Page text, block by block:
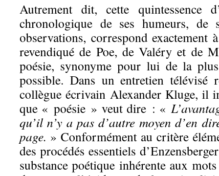
Autrement dit, cette quintessence
chronologique de ses humeurs, de
observations, correspond exactement
revendiqué de Poe, de Valéry et de
poésie, synonyme pour lui de la
possible. Dans un entretien télévisé
collègue écrivain Alexander Kluge, il
que « poésie » veut dire : «
qu’il n’y a pas d’autre moyen d’en
page. » Conformément au critère
des procédés essentiels
substance poétique inhérente aux